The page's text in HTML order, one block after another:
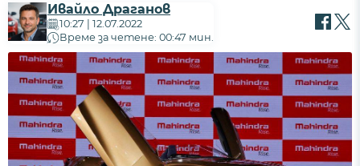
Ивайло Драганов
10:27 | 12.07.2022
Време за четене: 00:47 мин.